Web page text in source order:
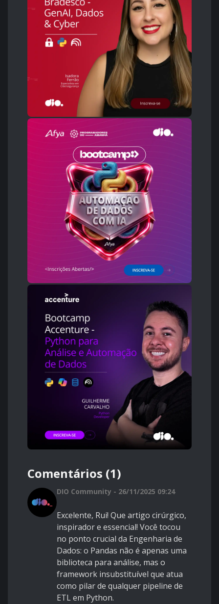
Comentários (1)
DIO Community - 26/11/2025 09:24
Excelente, Rui! Que artigo cirúrgico,
inspirador e essencial! Você tocou
no ponto crucial da Engenharia de
Dados: o Pandas não é apenas uma
biblioteca para análise, mas o
framework insubstituível que atua
como pilar de qualquer pipeline de
ETL em Python.